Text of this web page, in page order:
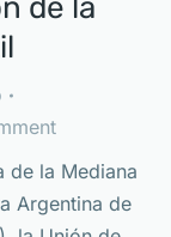
de la
de la Mediana
Argentina de